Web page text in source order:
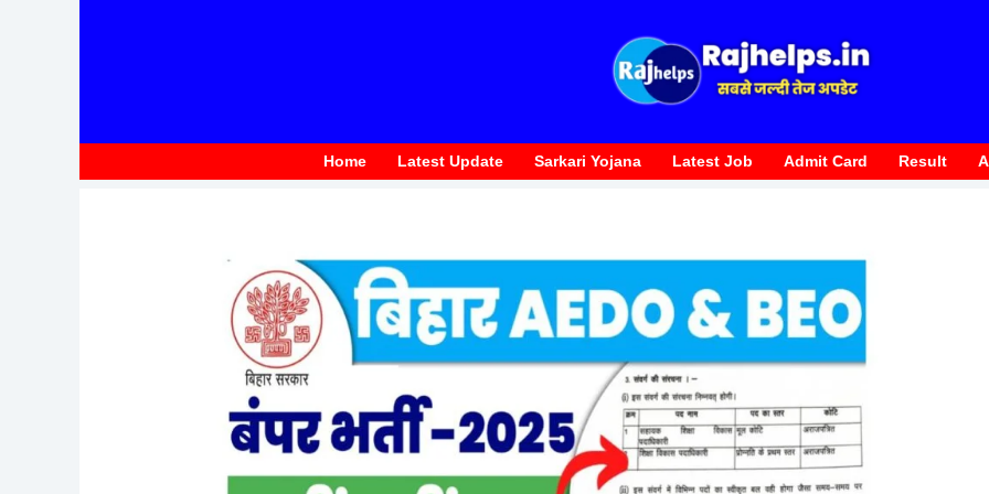
Home Latest Update Sarkari Yojana Latest Job Admit Card Result